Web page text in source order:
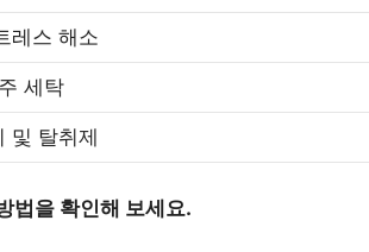
레스 해소
세탁
및 탈취제
법을 확인해 보세요.